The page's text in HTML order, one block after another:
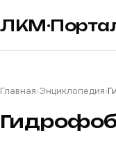
Главная›Энциклопедия›